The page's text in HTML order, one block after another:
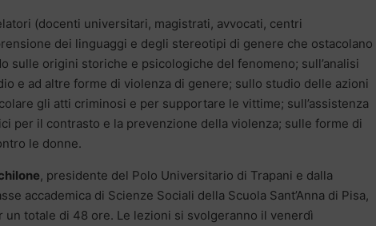
(docenti universitari, magistrati, avvocati, centri
dei linguaggi e degli stereotipi di genere che ostacolano
sulle origini storiche e psicologiche del fenomeno; sull’analisi
e ad altre forme di violenza di genere; sullo studio delle azioni
gli atti criminosi e per supportare le vittime; sull’assistenza
per il contrasto e la prevenzione della violenza; sulle forme di
le donne.
, presidente del Polo Universitario di Trapani e dalla
accademica di Scienze Sociali della Scuola Sant’Anna di Pisa,
un totale di 48 ore. Le lezioni si svolgeranno il venerdì